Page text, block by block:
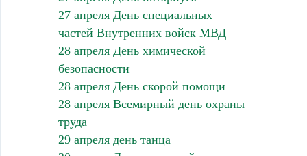
27 апреля День специальных
частей Внутренних войск МВД
28 апреля День химической
безопасности
28 апреля День скорой помощи
28 апреля Всемирный день охраны
труда
29 апреля день танца